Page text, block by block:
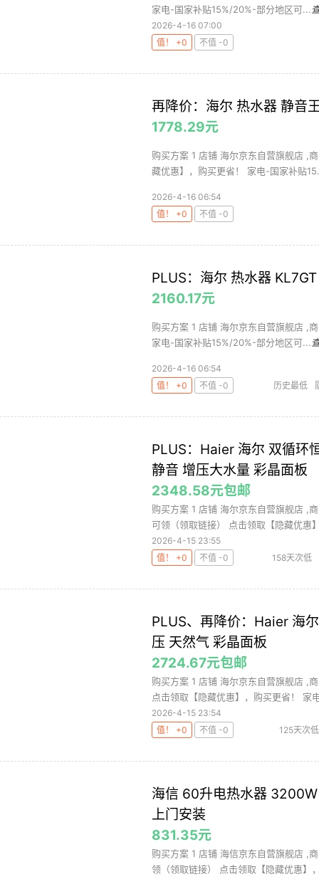
家电-国家补贴15%/20%-部分地区可...
2026-4-16 07:00
值！ +0
不值 -0
再降价：海尔 热水器 静音
1778.29元
购买方案 1 店铺 海尔京东自营旗舰店 ,
藏优惠】，购买更省！ 家电-国家补贴
2026-4-16 06:54
值！ +0
不值 -0
PLUS：海尔 热水器
2160.17元
购买方案 1 店铺 海尔京东自营旗舰店 ,
家电-国家补贴15%/20%-部分地区可...
2026-4-16 06:54
值！ +0
不值 -0 历史最低
PLUS：Haier 海尔 双循环
静音 增压大水量 彩晶面板
2348.58元包邮
购买方案 1 店铺 海尔京东自营旗舰店 ,
可领（领取链接） 点击领取【隐藏优惠
2026-4-15 23:55
值！ +0
不值 -0 158天次低
PLUS、再降价：Haier 海
压 天然气 彩晶面板
2724.67元包邮
购买方案 1 店铺 海尔京东自营旗舰店 ,
点击领取【隐藏优惠】，购买更省！ 家
2026-4-15 23:54
值！ +0
不值 -0 125天次低
海信 60升电热水器
上门安装
831.35元
购买方案 1 店铺 海信京东自营旗舰店 ,
领（领取链接） 点击领取【隐藏优惠】